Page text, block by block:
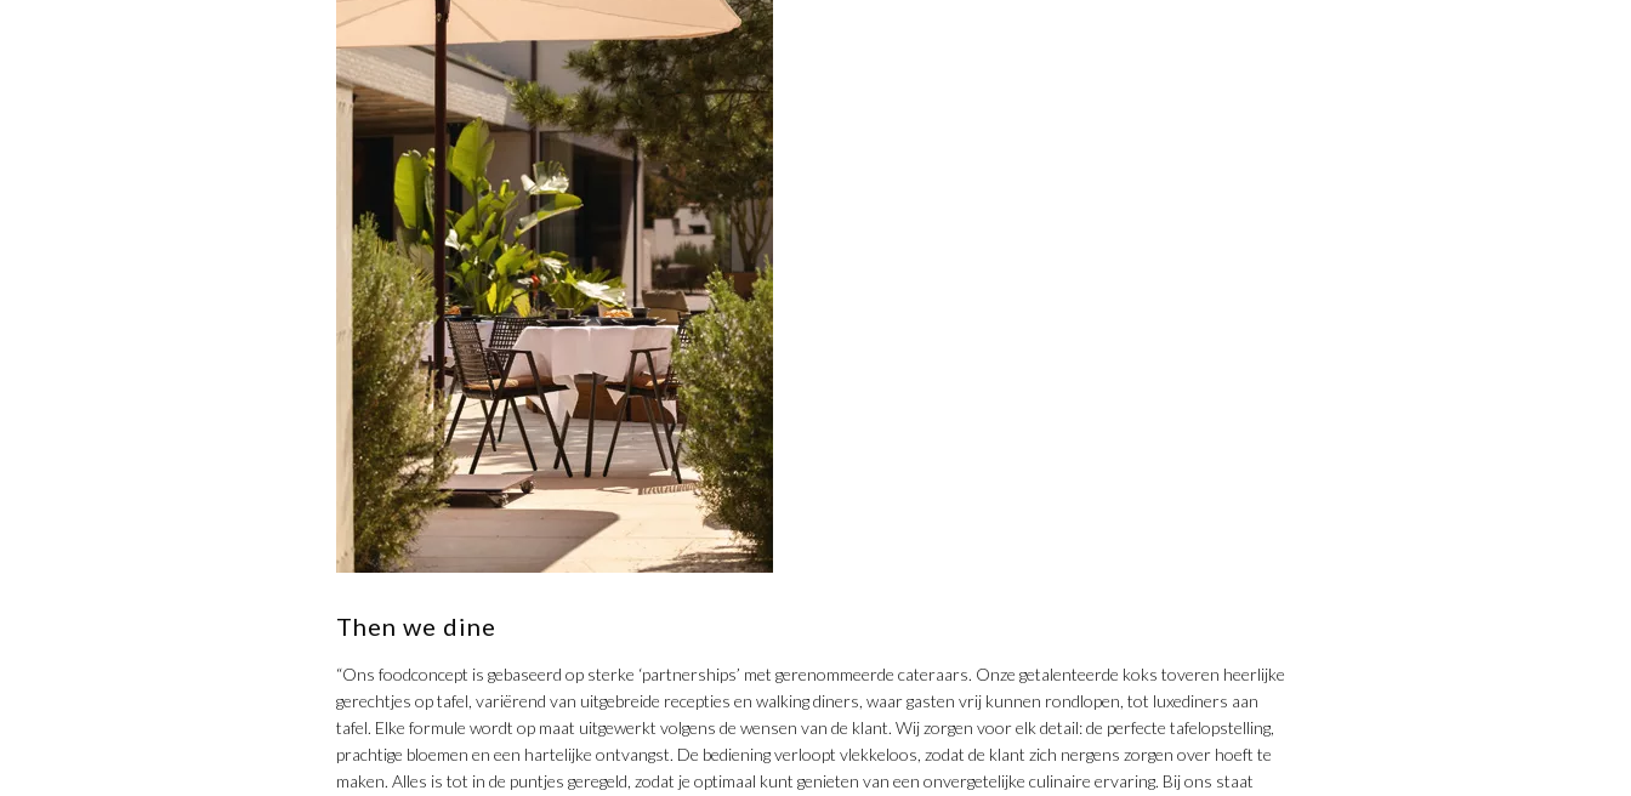
​Then we dine
“Ons foodconcept is gebaseerd op sterke ‘partnerships’ met gerenommeerde cateraars. Onze getalenteerde koks toveren heerlijke
gerechtjes op tafel, variërend van uitgebreide recepties en walking diners, waar gasten vrij kunnen rondlopen, tot luxediners aan
tafel. Elke formule wordt op maat uitgewerkt volgens de wensen van de klant. Wij zorgen voor elk detail: de perfecte tafelopstelling,
prachtige bloemen en een hartelijke ontvangst. De bediening verloopt vlekkeloos, zodat de klant zich nergens zorgen over hoeft te
maken. Alles is tot in de puntjes geregeld, zodat je optimaal kunt genieten van een onvergetelijke culinaire ervaring. Bij ons staat